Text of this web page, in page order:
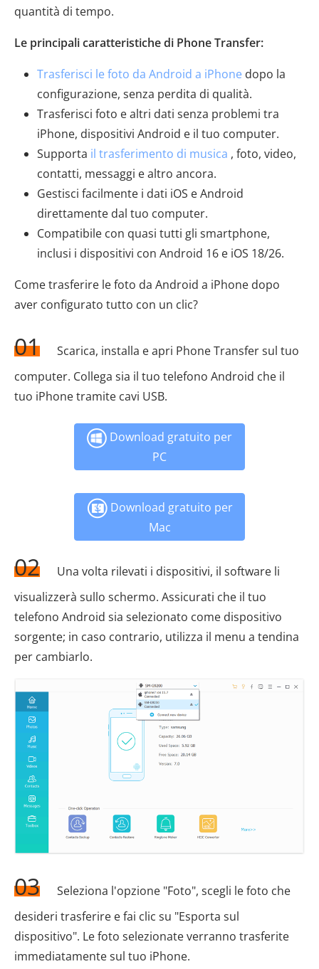
quantità di tempo.
Le principali caratteristiche di Phone Transfer:
Trasferisci le foto da Android a iPhone dopo la
configurazione, senza perdita di qualità.
Trasferisci foto e altri dati senza problemi tra
iPhone, dispositivi Android e il tuo computer.
Supporta il trasferimento di musica , foto, video,
contatti, messaggi e altro ancora.
Gestisci facilmente i dati iOS e Android
direttamente dal tuo computer.
Compatibile con quasi tutti gli smartphone,
inclusi i dispositivi con Android 16 e iOS 18/26.
Come trasferire le foto da Android a iPhone dopo
aver configurato tutto con un clic?
01
Scarica, installa e apri Phone Transfer sul tuo
computer. Collega sia il tuo telefono Android che il
tuo iPhone tramite cavi USB.
Download gratuito per
PC
Download gratuito per
Mac
02
Una volta rilevati i dispositivi, il software li
visualizzerà sullo schermo. Assicurati che il tuo
telefono Android sia selezionato come dispositivo
sorgente; in caso contrario, utilizza il menu a tendina
per cambiarlo.
03
Seleziona l'opzione "Foto", scegli le foto che
desideri trasferire e fai clic su "Esporta sul
dispositivo". Le foto selezionate verranno trasferite
immediatamente sul tuo iPhone.